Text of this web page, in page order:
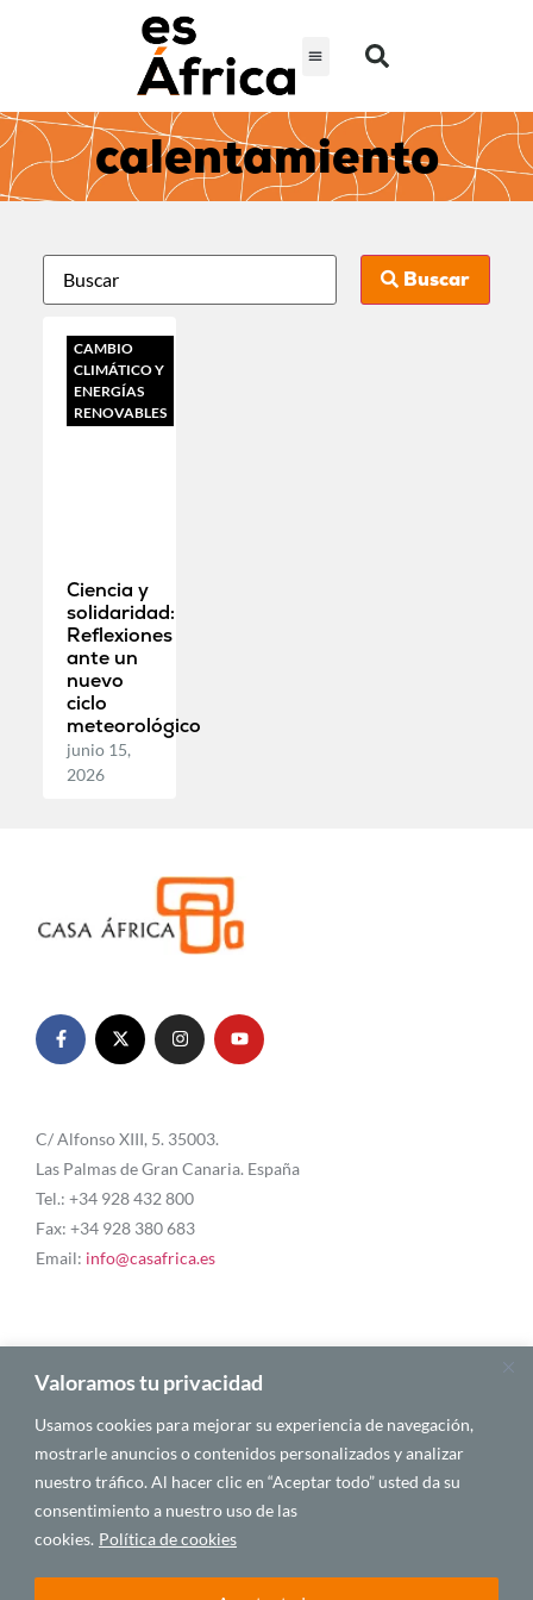
Valoramos tu privacidad
Usamos cookies para mejorar su experiencia de navegación,
mostrarle anuncios o contenidos personalizados y analizar
nuestro tráfico. Al hacer clic en “Aceptar todo” usted da su
consentimiento a nuestro uso de las
cookies. Política de cookies
calentamiento
Buscar
CAMBIO
CLIMÁTICO Y
ENERGÍAS
RENOVABLES
Ciencia y
solidaridad:
Reflexiones
ante un
nuevo
ciclo
meteorológico
junio 15,
2026
C/ Alfonso XIII, 5. 35003.
Las Palmas de Gran Canaria. España
Tel.: +34 928 432 800
Fax: +34 928 380 683
Email: info@casafrica.es
Blog
Quiénes somos
Autores
Español